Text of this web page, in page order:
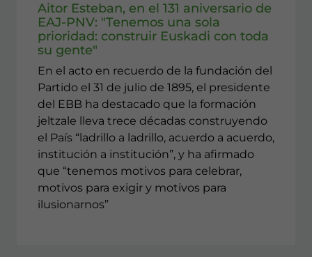
Aitor Esteban, en el 131 aniversario de
EAJ-PNV: "Tenemos una sola
prioridad: construir Euskadi con toda
su gente"
En el acto en recuerdo de la fundación del
Partido el 31 de julio de 1895, el presidente
del EBB ha destacado que la formación
jeltzale lleva trece décadas construyendo
el País “ladrillo a ladrillo, acuerdo a acuerdo,
institución a institución”, y ha afirmado
que “tenemos motivos para celebrar,
motivos para exigir y motivos para
ilusionarnos”